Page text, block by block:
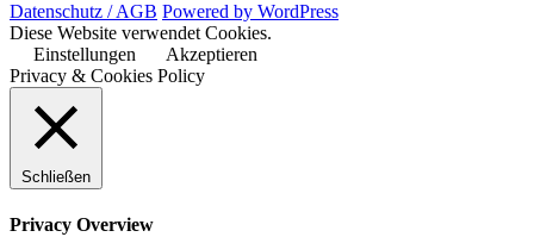
Datenschutz / AGB Powered by WordPress
Diese Website verwendet Cookies.
Einstellungen
Akzeptieren
Privacy & Cookies Policy
Schließen
Privacy Overview